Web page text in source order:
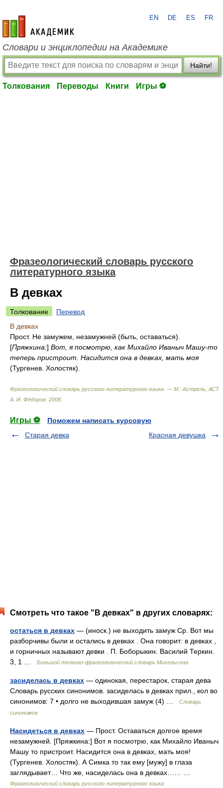
academic.ru
EN DE ES FR
Словари и энциклопедии на Академике
Найти!
Толкования Переводы Книги Игры ⚽
Фразеологический словарь русского
литературного языка
В девках
Толкование
Перевод
В девках
Прост. Не замужем, незамужней (быть, оставаться).
[Пряжкина:] Вот, я посмотрю, как Михайло Иваныч Машу-то
теперь пристроит. Насидится она в девках, мать моя
(Тургенев. Холостяк).
Фразеологический словарь русского литературного языка. — М.: Астрель, АСТ.
А. И. Фёдоров 2008
Игры ⚽
Поможем написать курсовую
Старая девка
Красная девушка
Смотреть что такое "В девках" в других словарях:
остаться в девках — (иноск.) не выходить замуж Ср. Вот мы
разборчивы были и остались в девках . Она говорит: в девках ,
и горничных называют девки . П. Боборыкин. Василий Теркин.
3, 1 …
Большой толково-фразеологический словарь Михельсона
засиделась в девках — одинокая, перестарок, старая дева
Словарь русских синонимов. засиделась в девках прил., кол во
синонимов: 7 • долго не выходившая замуж (4) …
Словарь
синонимов
Насидеться в девках — Прост. Оставаться долгое время
незамужней. [Пряжкина:] Вот я посмотрю, как Михайло Иваныч
Машу то пристроит. Насидится она в девках, мать моя!
(Тургенев. Холостяк). А Симка то так ему [мужу] в глаза
заглядывает… Что же, насиделась она в девках…… …
Фразеологический словарь русского литературного языка